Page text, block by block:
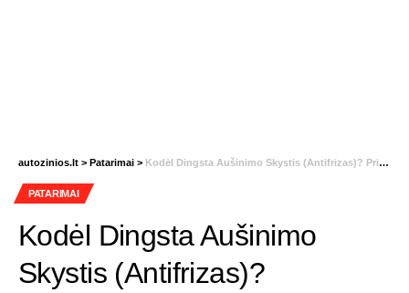
autozinios.lt > Patarimai > Kodėl Dingsta Aušinimo Skystis (Antifrizas)? Priežastys ir Sprendimai
PATARIMAI
Kodėl Dingsta Aušinimo
Skystis (Antifrizas)?